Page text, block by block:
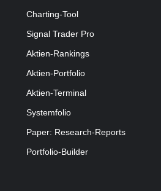
Charting-Tool
Signal Trader Pro
Aktien-Rankings
Aktien-Portfolio
Aktien-Terminal
Systemfolio
Paper: Research-Reports
Portfolio-Builder